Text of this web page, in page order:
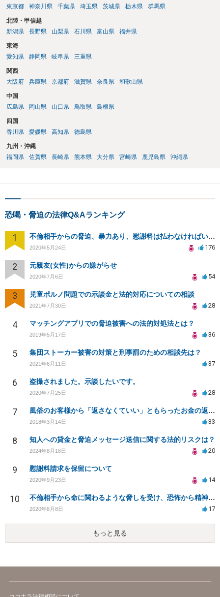
東京都
神奈川県 千葉県 埼玉県 茨城県 栃木県 群馬県
北陸・甲信越
新潟県
長野県 山梨県 石川県 富山県 福井県
東海
愛知県
静岡県 岐阜県 三重県
関西
大阪府
兵庫県 京都府 滋賀県 奈良県 和歌山県
中国
広島県
岡山県 山口県 鳥取県 島根県
四国
香川県
愛媛県 高知県 徳島県
九州・沖縄
福岡県
佐賀県 長崎県 熊本県 大分県 宮崎県 鹿児島県 沖縄県
恐喝・脅迫の法律Q&Aランキング
1 不倫相手からの脅迫、暴力あり、慰謝料は払わなければいけませんか
2020年5月24日 176
2 元親友(女性)からの嫌がらせ
2020年7月6日 54
3 児童ポルノ問題での示談金と法的対応についての相談
2021年7月30日 28
4 マッチングアプリでの脅迫被害への法的対処法とは？
2019年5月17日 36
5 集団ストーカー被害の対策と刑事罰のための相談先は？
2021年6月11日 37
6 盗撮されました。示談したいです。
2020年7月25日 28
7 風俗のお客様から「返さなくていい」ともらったお金の返済を強要されています
2018年3月14日 33
8 知人への貸金と脅迫メッセージ送信に関する法的リスクは？
2024年8月18日 20
9 慰謝料請求を保留について
2020年9月23日 14
10 不倫相手から命に関わるような脅しを受け、恐怖から精神的にまいっています。
2020年8月8日 17
もっと見る